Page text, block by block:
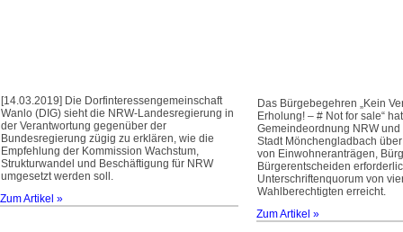
[14.03.2019] Die Dorfinteressengemeinschaft
Wanlo (DIG) sieht die NRW-Landesregierung in
der Verantwortung gegenüber der
Bundesregierung zügig zu erklären, wie die
Empfehlung der Kommission Wachstum,
Strukturwandel und Beschäftigung für NRW
umgesetzt werden soll.
Zum Artikel »
Das Bürgebegehren „Kein
Erholung! – # Not for sale“
Gemeindeordnung NRW
Stadt Mönchengladbach
von Einwohneranträgen,
Bürgerentscheiden
Unterschriftenquorum von
Wahlberechtigten erreicht.
Zum Artikel »